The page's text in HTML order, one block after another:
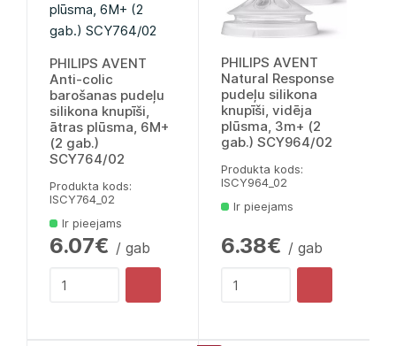
PHILIPS AVENT
Anti-colic
barošanas pudeļu
silikona knupīši,
ātras plūsma, 6M+
(2 gab.)
SCY764/02
Produkta kods:
lSCY764_02
Ir pieejams
6.07€ / gab
PHILIPS AVENT
Natural Response
pudeļu silikona
knupīši, vidēja
plūsma, 3m+ (2
gab.) SCY964/02
Produkta kods:
lSCY964_02
Ir pieejams
6.38€ / gab